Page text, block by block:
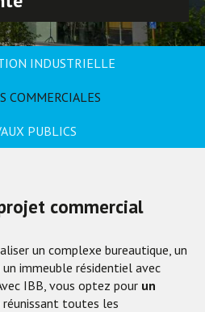
INDUSTRIELLE
COMMERCIALES
PUBLICS
commercial
un complexe bureautique, un
immeuble résidentiel avec
IBB, vous optez pour un
réunissant toutes les